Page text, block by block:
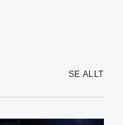
SE ALLT